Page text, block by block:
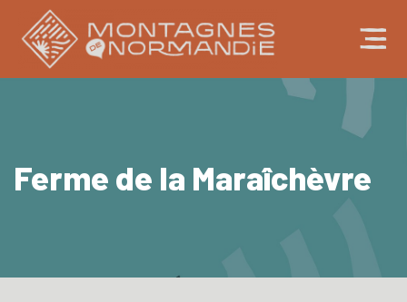
Ferme de la Maraîchèvre